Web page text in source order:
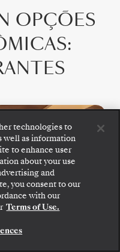
OPÇÕES
:
confira as tarifas e
com
SUITE
technologies to
well as information
to enhance user
about your use
and
you consent to our
with our
Terms of Use.